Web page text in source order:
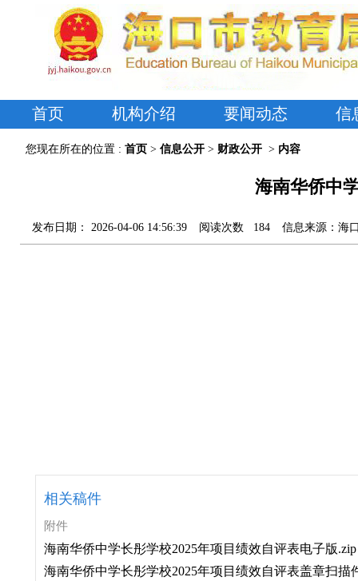
首页 机构介绍 要闻动态 信
您现在所在的位置 : 首页 > 信息公开 > 财政公开 > 内容
海南华侨中
发布日期： 2026-04-06 14:56:39 阅读次数 184 信息来源： 海
相关稿件
附件
海南华侨中学长彤学校2025年项目绩效自评表电子版.zip
海南华侨中学长彤学校2025年项目绩效自评表盖章扫描